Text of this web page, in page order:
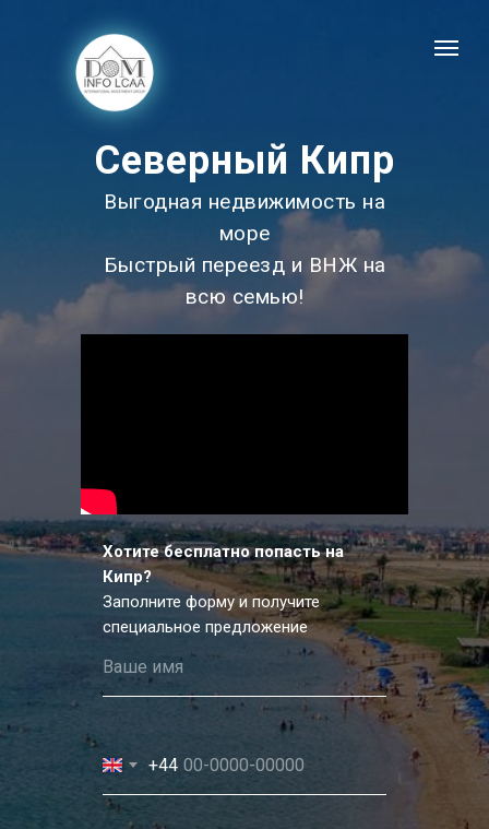
Северный Кипр
Выгодная недвижимость на
море
Быстрый переезд и ВНЖ на
всю семью!
Хотите бесплатно попасть на
Кипр?
Заполните форму и получите
специальное предложение
+44